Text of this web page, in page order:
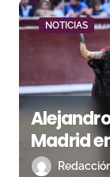
NOTICIAS
Madrid
le